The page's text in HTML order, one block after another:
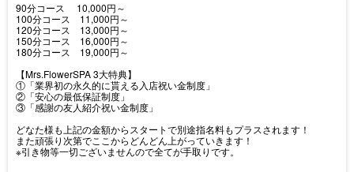
90分コース 10,000円～
100分コース 11,000円～
120分コース 13,000円～
150分コース 16,000円～
180分コース 19,000円～
【Mrs.FlowerSPA 3大特典】
①「業界初の永久的に貰える入店祝い金制度」
②「安心の最低保証制度」
③「感謝の友人紹介祝い金制度」
どなた様も上記の金額からスタートで別途指名料もプラスされます！
また頑張り次第でここからどんどん上がっていきます！
※引き物等一切ございませんので全てが手取りです。